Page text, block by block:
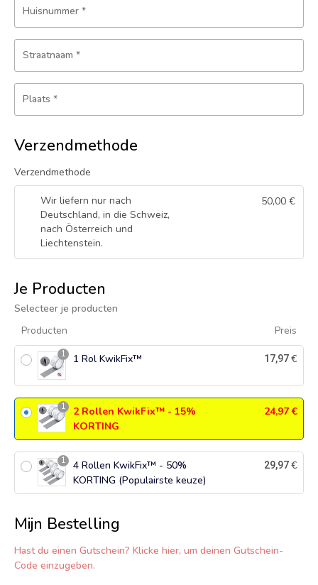
Huisnummer *
Straatnaam *
Plaats *
Verzendmethode
Verzendmethode
Wir liefern nur nach
Deutschland, in die Schweiz,
nach Österreich und
Liechtenstein.
50,00 €
Je Producten
Selecteer je producten
Producten
Preis
1 1 Rol KwikFix™ 17,97€
2 Rollen KwikFix™ - 15%
KORTING
24,97€
4 Rollen KwikFix™ - 50%
KORTING (Populairste keuze)
29,97€
Code einzugeben.